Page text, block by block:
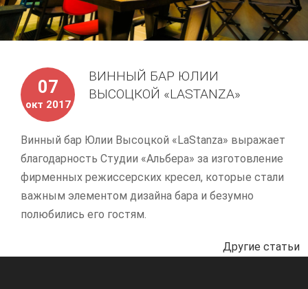
07
окт 2017
ВИННЫЙ БАР ЮЛИИ
ВЫСОЦКОЙ «LASTANZA»
Винный бар Юлии Высоцкой «LaStanza» выражает
благодарность Студии «Альбера» за изготовление
фирменных режиссерских кресел, которые стали
важным элементом дизайна бара и безумно
полюбились его гостям.
Другие статьи